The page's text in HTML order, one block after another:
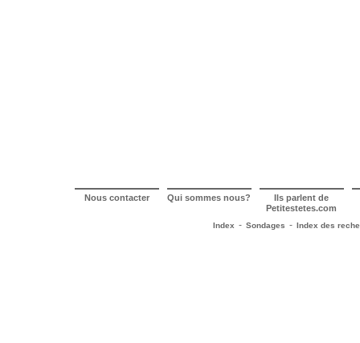
Nous contacter Qui sommes nous? Ils parlent de
Petitestetes.com
Index - Sondages - Index des